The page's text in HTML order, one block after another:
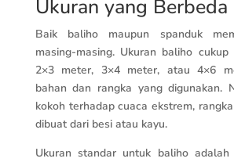
Ukuran yang Berbeda
Baik baliho maupun spanduk
masing-masing. Ukuran baliho cukup
2×3 meter, 3×4 meter, atau 4×6
bahan dan rangka yang digunakan.
kokoh terhadap cuaca ekstrem,
dibuat dari besi atau kayu.
Ukuran standar untuk baliho